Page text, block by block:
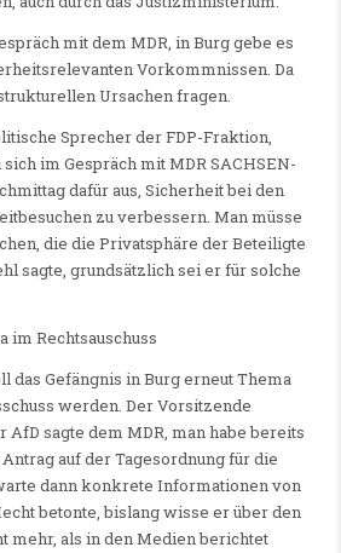
mit dem MDR, in Burg gebe es
Vorkommnissen. Da
Ursachen fragen.
Sprecher der FDP-Fraktion,
im Gespräch mit MDR SACHSEN-
dafür aus, Sicherheit bei den
zu verbessern. Man müsse
die die Privatsphäre der Beteiligte
sagte, grundsätzlich sei er für solche
im Rechtsauschuss
das Gefängnis in Burg erneut Thema
werden. Der Vorsitzende
AfD sagte dem MDR, man habe bereits
auf der Tagesordnung für die
dann konkrete Informationen von
betonte, bislang wisse er über den
mehr, als in den Medien berichtet